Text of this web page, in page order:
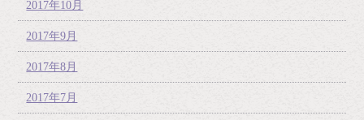
2017年10月
2017年9月
2017年8月
2017年7月